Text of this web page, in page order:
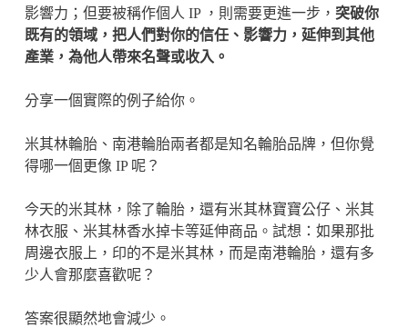
影響力；但要被稱作個人 IP ，則需要更進一步， 突破你
既有的領域，把人們對你的信任、影響力，延伸到其他
產業，為他人帶來名聲或收入。
分享一個實際的例子給你。
米其林輪胎、南港輪胎兩者都是知名輪胎品牌，但你覺
得哪一個更像 IP 呢？
今天的米其林，除了輪胎，還有米其林寶寶公仔、米其
林衣服、米其林香水掉卡等延伸商品。試想：如果那批
周邊衣服上，印的不是米其林，而是南港輪胎，還有多
少人會那麼喜歡呢？
答案很顯然地會減少。